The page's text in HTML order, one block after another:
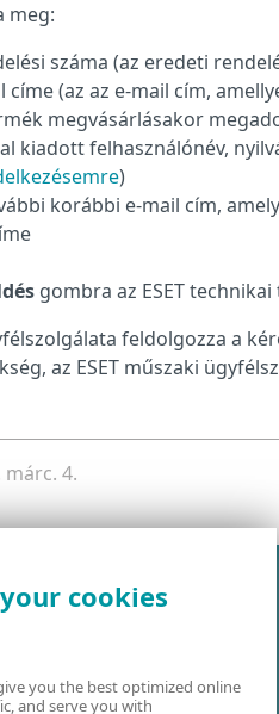
meg:
száma (az eredeti
címe (az az e-mail cím,
megvásárlásakor
kiadott felhasználónév,
)
korábbi e-mail cím,
gombra az ESET
feldolgozza a
az ESET műszaki
4.
cookies
you the best optimized online
and serve you with